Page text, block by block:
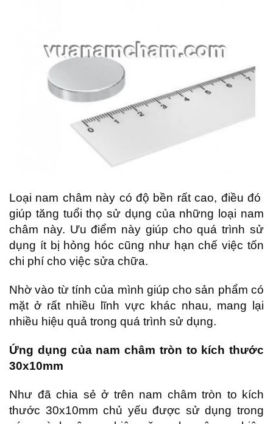
Loại nam châm này có độ bền rất cao, điều đó
giúp tăng tuổi thọ sử dụng của những loại nam
châm này. Ưu điểm này giúp cho quá trình sử
dụng ít bị hỏng hóc cũng như hạn chế việc tốn
chi phí cho việc sửa chữa.
Nhờ vào từ tính của mình giúp cho sản phẩm có
mặt ở rất nhiều lĩnh vực khác nhau, mang lại
nhiều hiệu quả trong quá trình sử dụng.
Ứng dụng của nam châm tròn to kích thước
30x10mm
Như đã chia sẻ ở trên nam châm tròn to kích
thước 30x10mm chủ yếu được sử dụng trong